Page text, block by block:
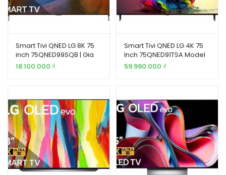
Smart Tivi QNED LG 8K 75
inch 75QNED99SQB | Gia
Khang
18.100.000 ₫
Smart Tivi QNED LG 4K 75
Inch 75QNED91TSA Model
2024
59.990.000 ₫